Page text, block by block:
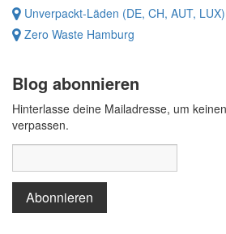
Unverpackt-Läden (DE, CH, AUT, LUX)
Zero Waste Hamburg
Blog abonnieren
Hinterlasse deine Mailadresse, um
verpassen.